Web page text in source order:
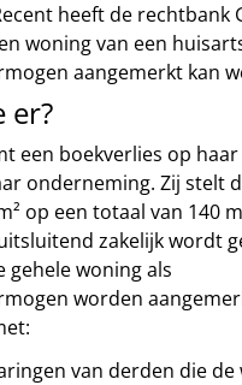
heeft de rechtbank
woning van een
aangemerkt kan
er?
een boekverlies op
onderneming. Zij stelt
op een totaal van 140
zakelijk wordt
woning als
worden
van derden die de